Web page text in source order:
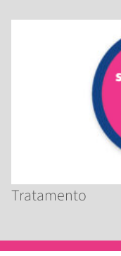
Tratamento